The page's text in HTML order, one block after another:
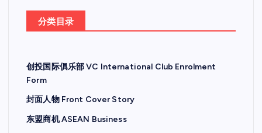
分类目录
创投国际俱乐部 VC International Club Enrolment
Form
封面人物 Front Cover Story
东盟商机 ASEAN Business